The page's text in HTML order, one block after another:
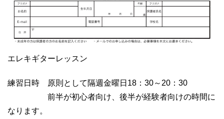
エレキギターレッスン
練習日時　原則として隔週金曜日18：30～20：30
前半が初心者向け、後半が経験者向けの時間に
なります。